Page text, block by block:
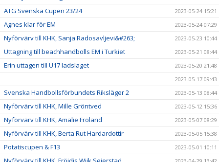
ATG Svenska Cupen 23/24 2023-05-24 15:21
Agnes klar för EM 2023-05-24 07:29
Nyförvärv till KHK, Sanja Radosavljevi&#263; 2023-05-23 10:44
Uttagning till beachhandbolls EM i Turkiet 2023-05-21 08:44
Erin uttagen till U17 ladslaget
2023-05-20 21:48
2023-05-17 09:43
Svenska Handbollsförbundets Riksläger 2 2023-05-13 08:44
Nyförvärv till KHK, Mille Gröntved 2023-05-12 15:36
Nyförvärv till KHK, Amalie Fröland 2023-05-07 08:29
Nyförvärv till KHK, Berta Rut Hardardottir 2023-05-05 15:38
Potatiscupen & F13 2023-05-01 10:11